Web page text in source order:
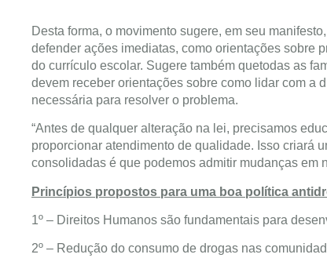
Desta forma, o movimento sugere, em seu
defender ações imediatas, como orientações sobre
do currículo escolar. Sugere também quetodas as
devem receber orientações sobre como lidar com a
necessária para resolver o problema.
“Antes de qualquer alteração na lei, precisamos
proporcionar atendimento de qualidade. Isso criará
consolidadas é que podemos admitir mudanças em
Princípios propostos para uma boa política
1º – Direitos Humanos são fundamentais para
2º – Redução do consumo de drogas nas